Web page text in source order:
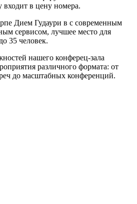
входит в цену номера.
Дием Гудаури в с современным
сервисом, лучшее место для
35 человек.
нашего конферец-зала
различного формата: от
до масштабных конференций.